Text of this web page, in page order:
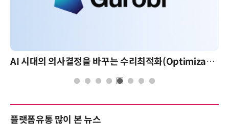
AI 시대의 의사결정을 바꾸는 수리최적화(Optimization): 실제 산업 적용 사례와 활용 전략
플랫폼유통 많이 본 뉴스